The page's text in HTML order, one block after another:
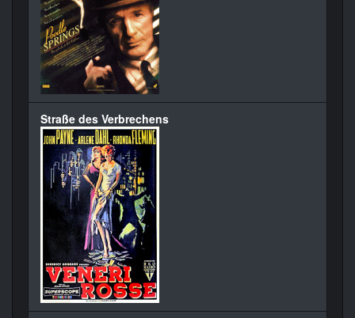
Straße des Verbrechens